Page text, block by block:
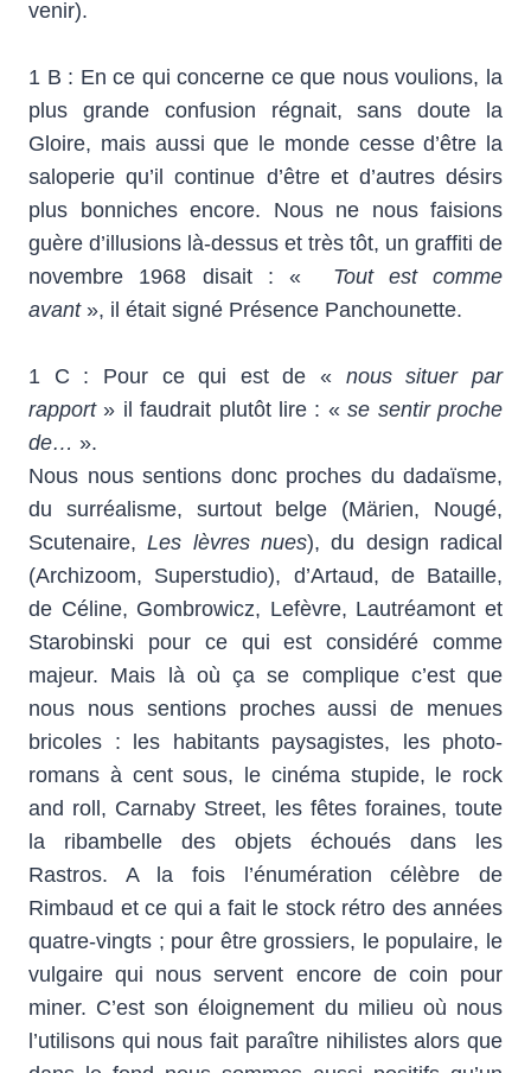
venir).
1 B : En ce qui concerne ce que nous voulions, la
plus grande confusion régnait, sans doute la
Gloire, mais aussi que le monde cesse d’être la
saloperie qu’il continue d’être et d’autres désirs
plus bonniches encore. Nous ne nous faisions
guère d’illusions là-dessus et très tôt, un graffiti de
novembre 1968 disait : « Tout est comme
avant», il était signé Présence Panchounette.
1 C : Pour ce qui est de « nous situer par
rapport» il faudrait plutôt lire : «se sentir proche
de… ».
Nous nous sentions donc proches du dadaïsme,
du surréalisme, surtout belge (Märien, Nougé,
Scutenaire,Les lèvres nues), du design radical
(Archizoom, Superstudio), d’Artaud, de Bataille,
de Céline, Gombrowicz, Lefèvre, Lautréamont et
Starobinski pour ce qui est considéré comme
majeur. Mais là où ça se complique c’est que
nous nous sentions proches aussi de menues
bricoles : les habitants paysagistes, les photo-
romans à cent sous, le cinéma stupide, le rock
and roll, Carnaby Street, les fêtes foraines, toute
la ribambelle des objets échoués dans les
Rastros. A la fois l’énumération célèbre de
Rimbaud et ce qui a fait le stock rétro des années
quatre-vingts ; pour être grossiers, le populaire, le
vulgaire qui nous servent encore de coin pour
miner. C’est son éloignement du milieu où nous
l’utilisons qui nous fait paraître nihilistes alors que